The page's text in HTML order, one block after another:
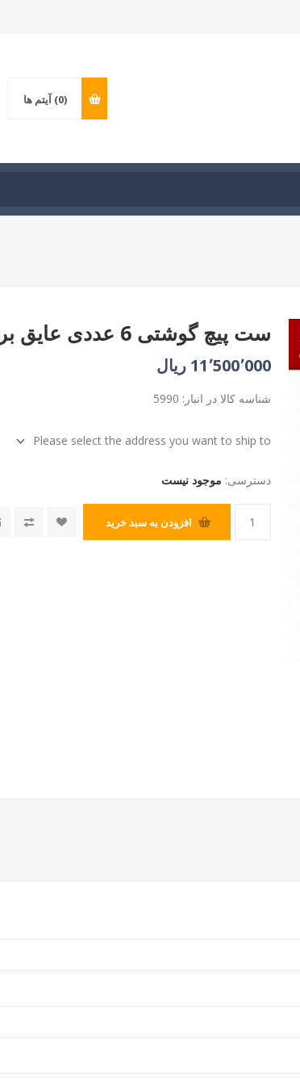
(0) آیتم ها
ست پیچ گوشتی 6 عددی عایق برقی اینکو مدل: HKISD0608
11٬500٬000 ریال
شناسه کالا در انبار: 5990
Please select the address you want to ship to
دسترسی: موجود نیست
افزودن به سبد خرید